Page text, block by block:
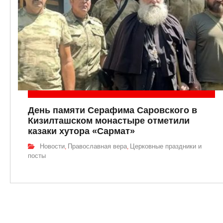
День памяти Серафима Саровского в
Кизилташском монастыре отметили
казаки хутора «Сармат»
Новости, Православная вера, Церковные праздники и
посты